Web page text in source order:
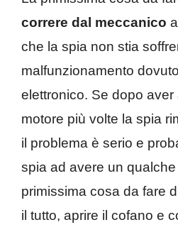
correre dal meccanico
che la spia non stia
malfunzionamento
elettronico. Se dopo
motore più volte la spia
il problema è serio e
spia ad avere un
primissima cosa da fare
il tutto, aprire il cofano e